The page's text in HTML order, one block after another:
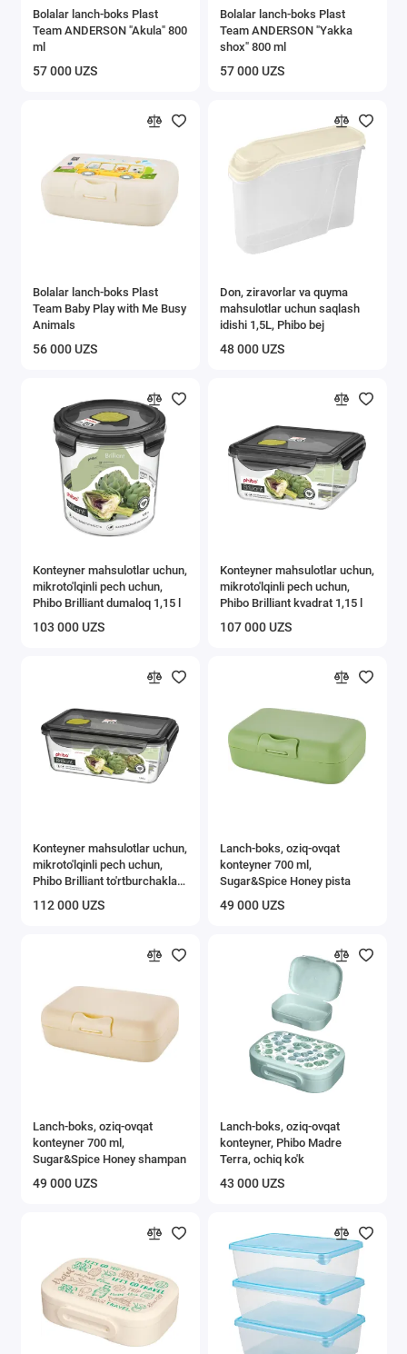
Ilgichlar
Kiyimlari uchun javonlar
Oshxona buyumlari
Xaltalik aravalar
Axlat qutisi
Buyumlarni saqlash
Vanna va hojatxona aksessuarlari
Tozalash ishlari uchun inventarlar
Bolalar lanch-boks Plast
Team ANDERSON "Akula" 800
ml
57 000 UZS
Bolalar lanch-boks Plast
Team ANDERSON "Yakka
shox" 800 ml
57 000 UZS
Bolalar lanch-boks Plast
Team Baby Play with Me Busy
Animals
56 000 UZS
Don, ziravorlar va quyma
mahsulotlar uchun saqlash
idishi 1,5L, Phibo bej
48 000 UZS
Konteyner mahsulotlar uchun,
mikroto'lqinli pech uchun,
Phibo Brilliant dumaloq 1,15 l
103 000 UZS
Konteyner mahsulotlar uchun,
mikroto'lqinli pech uchun,
Phibo Brilliant kvadrat 1,15 l
107 000 UZS
Konteyner mahsulotlar uchun,
mikroto'lqinli pech uchun,
Phibo Brilliant to'rtburchaklar
112 000 UZS
Lanch-boks, oziq-ovqat
konteyner 700 ml,
Sugar&Spice Honey pista
49 000 UZS
Lanch-boks, oziq-ovqat
konteyner 700 ml,
Sugar&Spice Honey shampan
49 000 UZS
Lanch-boks, oziq-ovqat
konteyner, Phibo Madre
Terra, ochiq ko'k
43 000 UZS